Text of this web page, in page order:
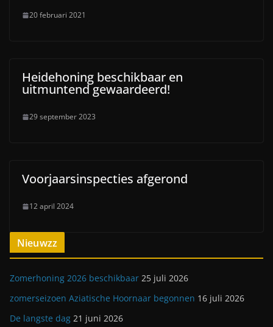
20 februari 2021
Heidehoning beschikbaar en
uitmuntend gewaardeerd!
29 september 2023
Voorjaarsinspecties afgerond
12 april 2024
Nieuwzz
Zomerhoning 2026 beschikbaar 25 juli 2026
zomerseizoen Aziatische Hoornaar begonnen 16 juli 2026
De langste dag 21 juni 2026